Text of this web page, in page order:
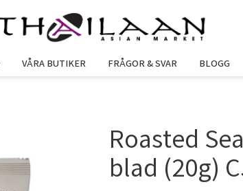
VÅRA BUTIKER FRÅGOR & SVAR BLOGG
Roasted
blad (20g)